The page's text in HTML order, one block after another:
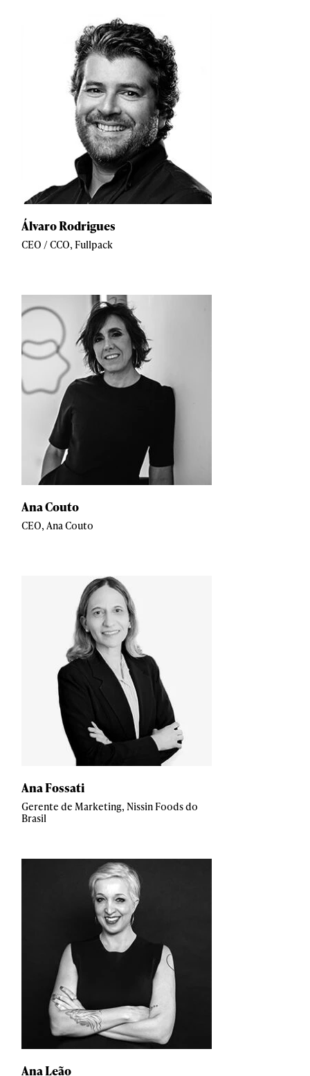
Álvaro Rodrigues
CEO / CCO, Fullpack
Ana Couto
CEO, Ana Couto
Ana Fossati
Gerente de Marketing, Nissin Foods do
Brasil
Ana Leão